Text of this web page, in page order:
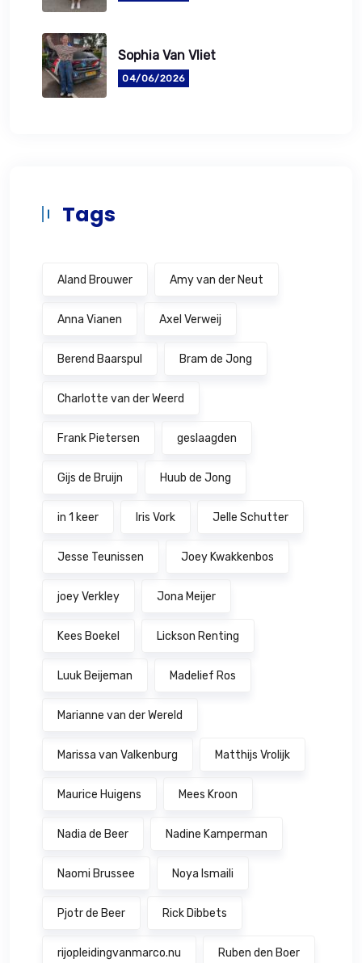
Sophia Van Vliet
04/06/2026
Tags
Aland Brouwer Amy van der Neut
Anna Vianen Axel Verweij
Berend Baarspul Bram de Jong
Charlotte van der Weerd
Frank Pietersen geslaagden
Gijs de Bruijn Huub de Jong
in 1 keer Iris Vork Jelle Schutter
Jesse Teunissen Joey Kwakkenbos
joey Verkley Jona Meijer
Kees Boekel Lickson Renting
Luuk Beijeman Madelief Ros
Marianne van der Wereld
Marissa van Valkenburg Matthijs Vrolijk
Maurice Huigens Mees Kroon
Nadia de Beer Nadine Kamperman
Naomi Brussee Noya Ismaili
Pjotr de Beer Rick Dibbets
rijopleidingvanmarco.nu Ruben den Boer